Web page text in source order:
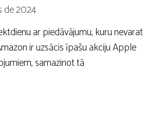
de 2024
ar piedāvājumu, kuru nevarat
ir uzsācis īpašu akciju Apple
samazinot tā